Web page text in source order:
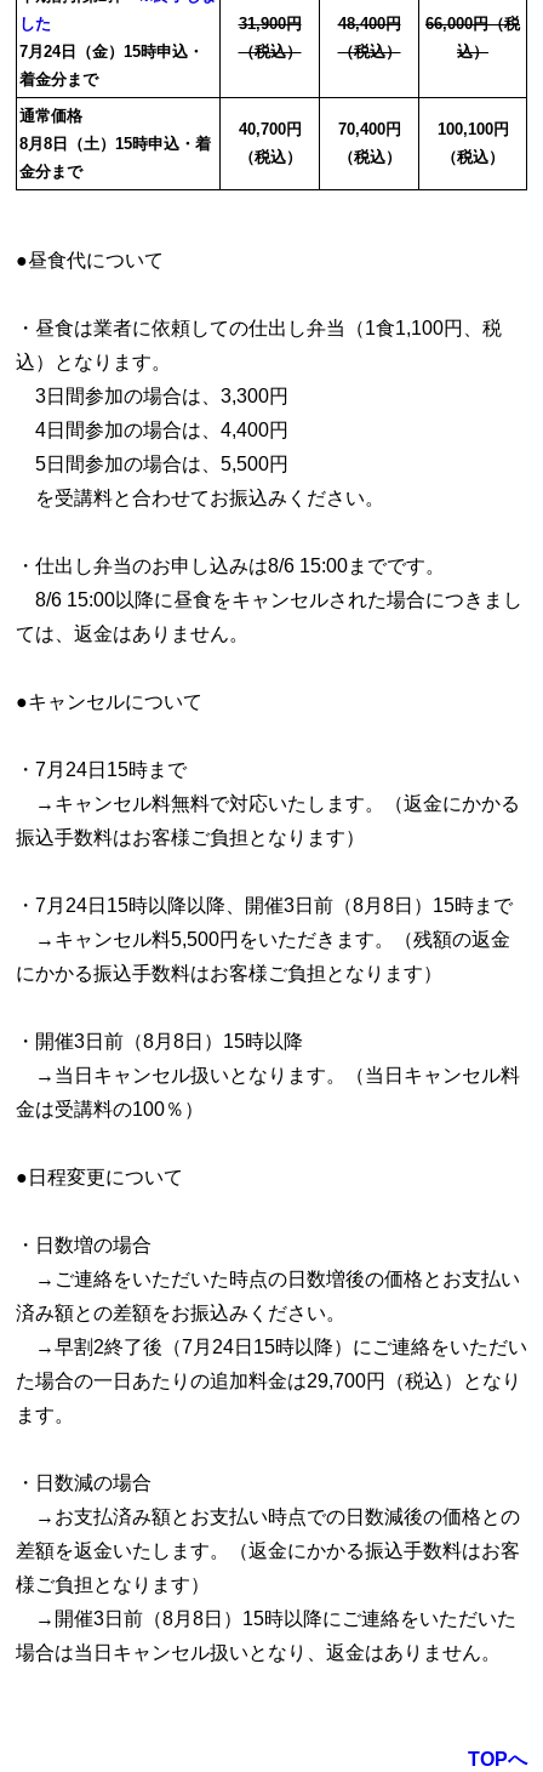
した
7月24日（金）15時申込・
着金分まで
31,900円
（税込）
48,400円
（税込）
66,000円（税
込）
通常価格
8月8日（土）15時申込・着
金分まで
40,700円
（税込）
70,400円
（税込）
100,100円
（税込）
●昼食代について
・昼食は業者に依頼しての仕出し弁当（1食1,100円、税
込）となります。
3日間参加の場合は、3,300円
4日間参加の場合は、4,400円
5日間参加の場合は、5,500円
を受講料と合わせてお振込みください。
・仕出し弁当のお申し込みは8/6 15:00までです。
8/6 15:00以降に昼食をキャンセルされた場合につきまし
ては、返金はありません。
●キャンセルについて
・7月24日15時まで
→キャンセル料無料で対応いたします。（返金にかかる
振込手数料はお客様ご負担となります）
・7月24日15時以降以降、開催3日前（8月8日）15時まで
→キャンセル料5,500円をいただきます。（残額の返金
にかかる振込手数料はお客様ご負担となります）
・開催3日前（8月8日）15時以降
→当日キャンセル扱いとなります。（当日キャンセル料
金は受講料の100％）
●日程変更について
・日数増の場合
→ご連絡をいただいた時点の日数増後の価格とお支払い
済み額との差額をお振込みください。
→早割2終了後（7月24日15時以降）にご連絡をいただい
た場合の一日あたりの追加料金は29,700円（税込）となり
ます。
・日数減の場合
→お支払済み額とお支払い時点での日数減後の価格との
差額を返金いたします。（返金にかかる振込手数料はお客
様ご負担となります）
→開催3日前（8月8日）15時以降にご連絡をいただいた
場合は当日キャンセル扱いとなり、返金はありません。
TOPへ